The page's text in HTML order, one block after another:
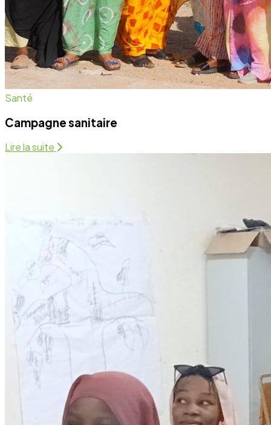
Development
Programmes éducationels